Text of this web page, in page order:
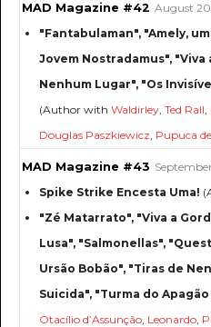
MAD Magazine #42 August
"Fantabulaman", "Amely,
Jovem Nostradamus", "Viva
Nenhum Lugar", "Os
(Author with Waldirley, Ted Rall,
Douglas Paszkiewicz, Pupuca
MAD Magazine #43
Spike Strike Encesta Uma!
"Zé Matarrato", "Viva a
Lusa", "Salmonellas",
Ursão Bobão", "Tiras de
Suicida", "Turma do Apagão
Otacílio d’Assunção, Leonardo,